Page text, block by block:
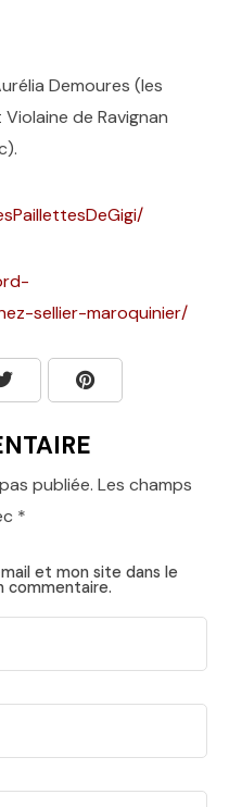
Demoures (les
de Ravignan
sellier-maroquinier/
publiée. Les champs
*
et mon site dans le
commentaire.